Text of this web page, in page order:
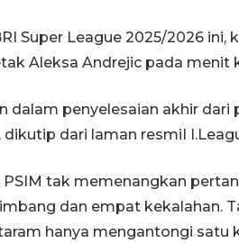
Super League 2025/2026 ini,
Aleksa Andrejic pada menit
dalam penyelesaian akhir dari
dikutip dari laman resmiI
tak memenangkan
dan empat kekalahan.
hanya mengantongi satu